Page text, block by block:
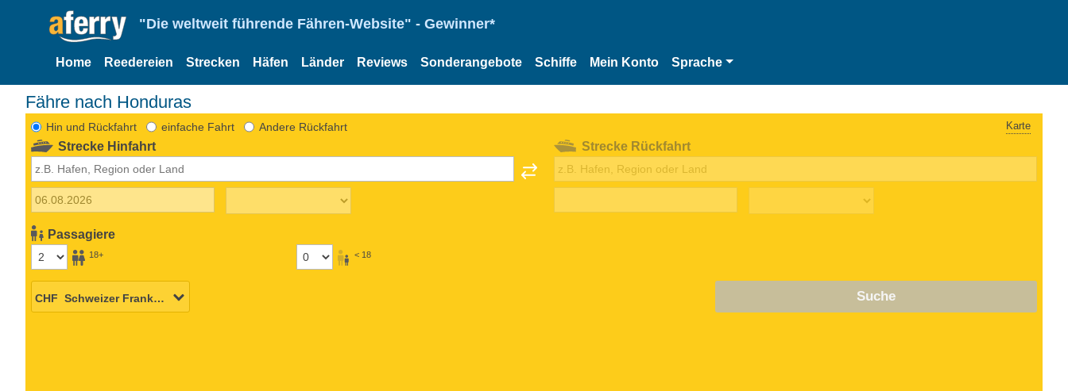
"Die weltweit führende Fähren-Website" - Gewinner*
Home Reedereien Strecken Häfen Länder Reviews Sonderangebote Schiffe Mein Konto Sprache
Fähre nach Honduras
Hin und Rückfahrt einfache Fahrt Andere Rückfahrt Karte
Strecke Hinfahrt
Passagiere
18+ < 18
Strecke Rückfahrt
Suche